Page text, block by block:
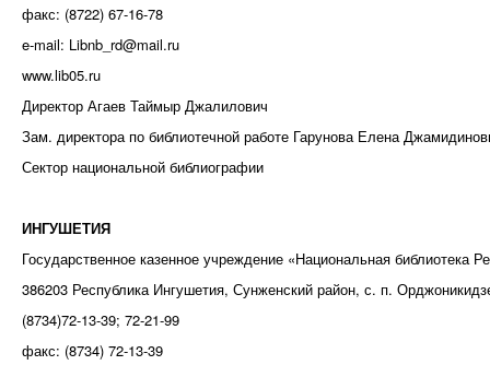
факс: (8722) 67-16-78
e-mail: Libnb_rd@mail.ru
www.lib05.ru
Директор Агаев Таймыр Джалилович
Зам. директора по библиотечной работе Гарунова Елена
Сектор национальной библиографии
ИНГУШЕТИЯ
Государственное казенное учреждение «Национальная
386203 Республика Ингушетия, Сунженский район, с. п.
(8734)72-13-39; 72-21-99
факс: (8734) 72-13-39